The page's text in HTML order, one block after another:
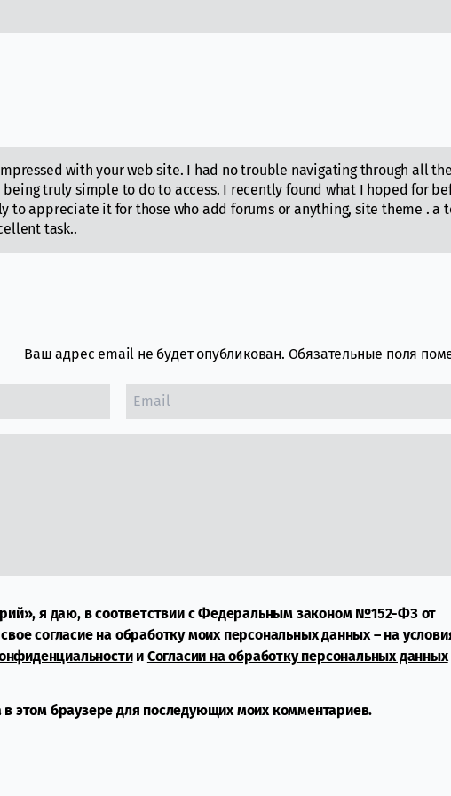
with your web site. I had no trouble navigating through all the
truly simple to do to access. I recently found what I hoped for
to appreciate it for those who add forums or anything, site theme . a
task..
Ваш адрес email не будет опубликован. Обязательные поля
я даю, в соответствии с Федеральным законом №152-ФЗ от
согласие на обработку моих персональных данных – на
и Согласии на обработку персональных данных
этом браузере для последующих моих комментариев.